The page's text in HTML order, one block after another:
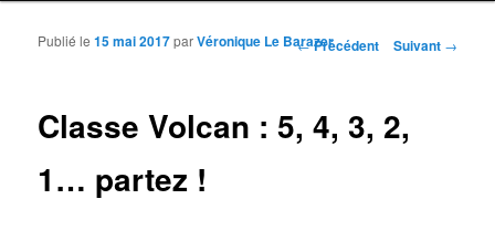
Navigation des articles
←Précédent Suivant →
Classe Volcan : 5, 4, 3, 2,
1… partez !
Publié le15 mai 2017parVéronique Le Barazer